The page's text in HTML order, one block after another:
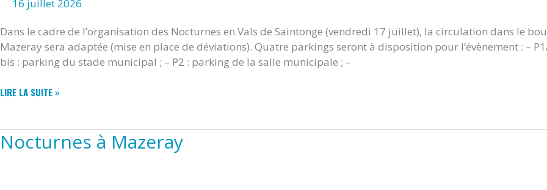
16 juillet 2026
Dans le cadre de l’organisation des Nocturnes en Vals de Saintonge (vendredi 17 juillet), la circulation dans le
Mazeray sera adaptée (mise en place de déviations). Quatre parkings seront à disposition pour l’évènement : –
bis : parking du stade municipal ; – P2 : parking de la salle municipale ; –
NOCTURNES
DE
SAINTONGE
LIRE LA SUITE »
Nocturnes à Mazeray